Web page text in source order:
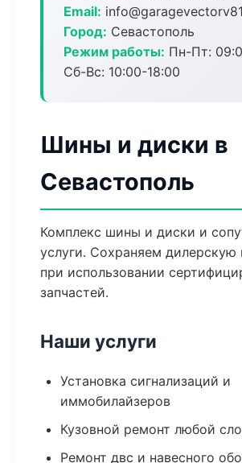
Email:
Город: Севастополь
Режим работы: Пн-Пт:
Сб-Вс: 10:00-18:00
Шины и диски в
Севастополь
Комплекс шины и диски и
услуги. Сохраняем дилерскую
при использовании
запчастей.
Наши услуги
Установка сигнализаций и
иммобилайзеров
Кузовной ремонт любой
Ремонт двс и навесного